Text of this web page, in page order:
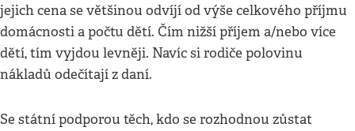
jejich cena se většinou odvíjí od výše celkového příjmu
domácnosti a počtu dětí. Čím nižší příjem a/nebo více
dětí, tím vyjdou levněji. Navíc si rodiče polovinu
nákladů odečítají z daní.
Se státní podporou těch, kdo se rozhodnou zůstat